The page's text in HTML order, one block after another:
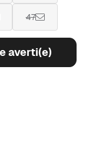
47
averti(e)